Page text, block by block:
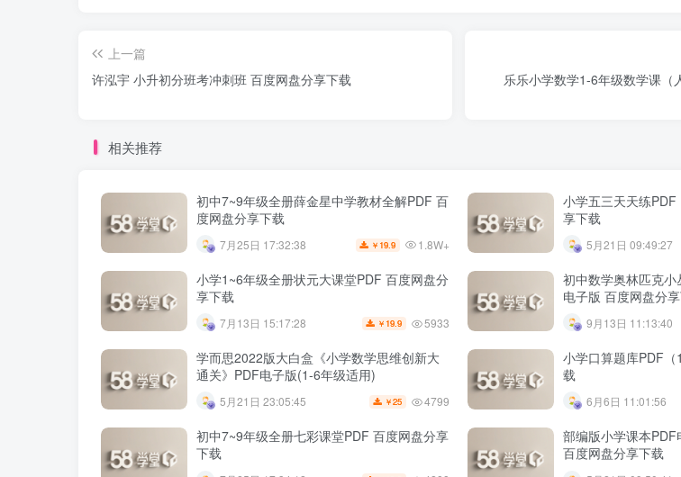
上一篇
许泓宇 小升初分班考冲刺班 百度网盘分享下载
乐乐小学数学1-6年级数学课（
相关推荐
初中7~9年级全册薛金星中学教材全解PDF 百
度网盘分享下载
7月25日 17:32:38 ￥ 19.9 1.8W+
小学五三天天练
享下载
5月21日 09:49:27
小学1~6年级全册状元大课堂PDF 百度网盘分
享下载
7月13日 15:17:28 ￥ 19.9 5933
初中数学奥林匹克
电子版 百度网盘分
9月13日 11:13:40
学而思2022版大白盒《小学数学思维创新大
通关》PDF电子版(1-6年级适用)
5月21日 23:05:45 ￥25 4799
小学口算题库PDF
载
6月6日 11:01:56
初中7~9年级全册七彩课堂PDF 百度网盘分享
下载
部编版小学课本PDF
百度网盘分享下载